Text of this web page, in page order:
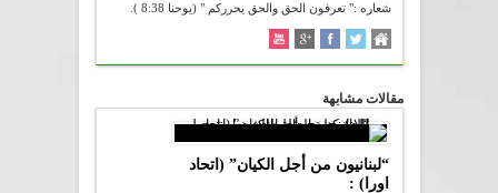
شعاره :" تعرفون الحق والحق يحرركم " (يوحنا 8:38 ).
مقالات مشابهة
“لبنانيون من أجل الكيان” (اتحاد
اورا) :